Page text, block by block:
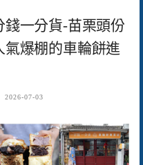
錢一分貨-苗栗頭份
爆棚的車輪餅進
2026-07-03